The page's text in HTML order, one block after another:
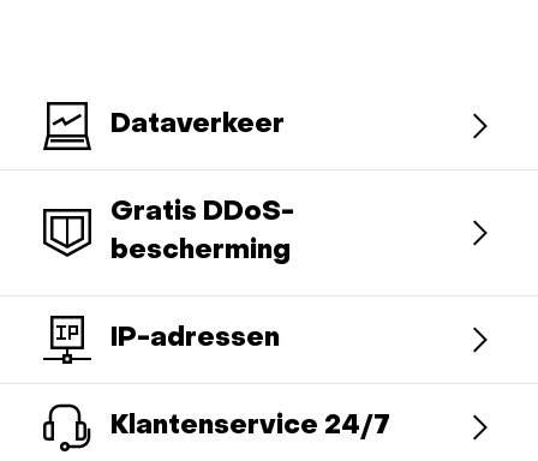
Dataverkeer
Gratis DDoS-
bescherming
IP-adressen
Klantenservice 24/7